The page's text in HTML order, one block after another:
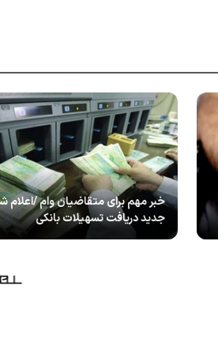
خبر مهم برای متقاضیان وام /اعلام
جدید دریافت تسهیلات بانکی